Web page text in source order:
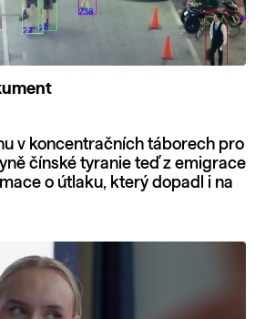
v koncentračních táborech pro
čínské tyranie teď z emigrace
o útlaku, který dopadl i na